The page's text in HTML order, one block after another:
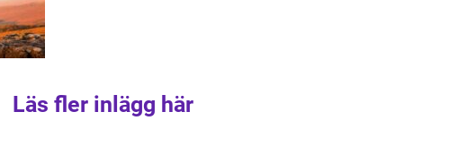
Läs fler inlägg här